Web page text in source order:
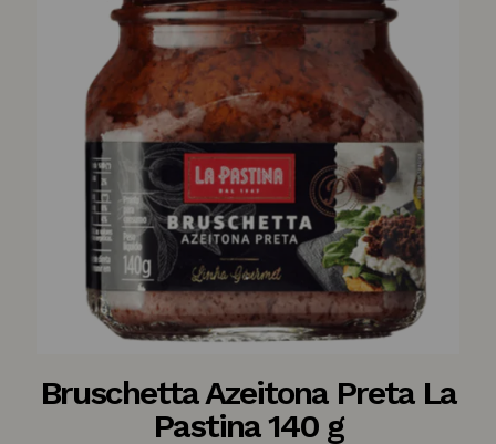
Bruschetta Azeitona Preta La
Pastina 140 g